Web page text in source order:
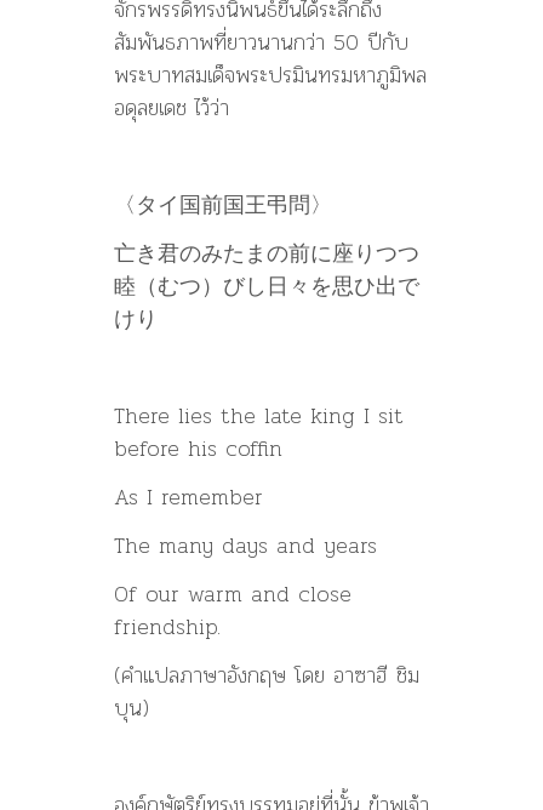
จักรพรรดิทรงนิพนธ์ขึ้นได้ระลึกถึง
สัมพันธภาพที่ยาวนานกว่า 50 ปีกับ
พระบาทสมเด็จพระปรมินทรมหาภูมิพล
อดุลยเดช ไว้ว่า
〈タイ国前国王弔問〉
亡き君のみたまの前に座りつつ
睦（むつ）びし日々を思ひ出で
けり
There lies the late king I sit
before his coffin
As I remember
The many days and years
Of our warm and close
friendship.
(คำแปลภาษาอังกฤษ โดย อาซาฮี ชิม
บุน)